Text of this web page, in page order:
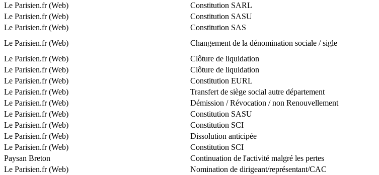
Le Parisien.fr (Web)
Constitution SARL
Le Parisien.fr (Web)
Constitution SASU
Le Parisien.fr (Web)
Constitution SAS
Le Parisien.fr (Web)
Changement de la dénomination sociale / sigle
Le Parisien.fr (Web)
Clôture de liquidation
Le Parisien.fr (Web)
Clôture de liquidation
Le Parisien.fr (Web)
Constitution EURL
Le Parisien.fr (Web)
Transfert de siège social autre département
Le Parisien.fr (Web)
Démission / Révocation / non Renouvellement
Le Parisien.fr (Web)
Constitution SASU
Le Parisien.fr (Web)
Constitution SCI
Le Parisien.fr (Web)
Dissolution anticipée
Le Parisien.fr (Web)
Constitution SCI
Paysan Breton
Continuation de l'activité malgré les pertes
Le Parisien.fr (Web)
Nomination de dirigeant/représentant/CAC